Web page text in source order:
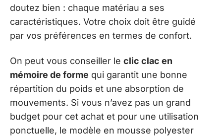
doutez bien : chaque matériau a ses
caractéristiques. Votre choix doit être guidé
par vos préférences en termes de confort.
On peut vous conseiller le clic clac en
mémoire de forme qui garantit une bonne
répartition du poids et une absorption de
mouvements. Si vous n’avez pas un grand
budget pour cet achat et pour une utilisation
ponctuelle, le modèle en mousse polyester